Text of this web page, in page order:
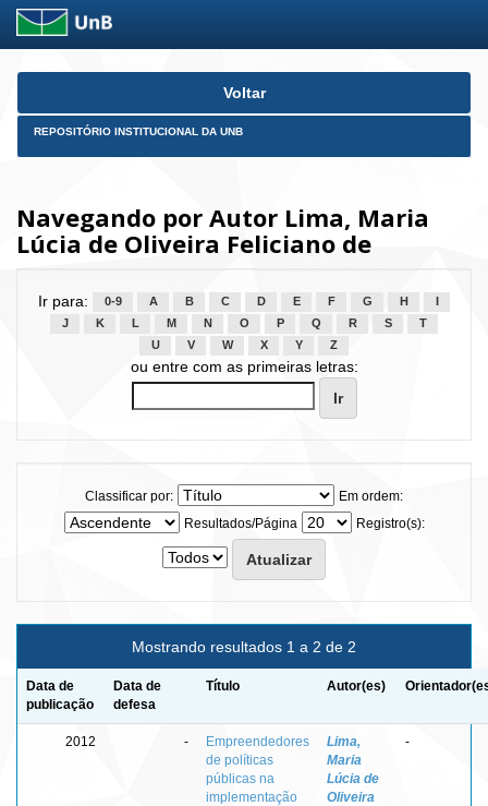
Skip
Voltar
REPOSITÓRIO INSTITUCIONAL DA UNB
Navegando por Autor Lima, Maria
Lúcia de Oliveira Feliciano de
Ir para: 0-9 A B C D E F G H
J
K L M N O P Q R S
T
U
V W X Y Z
ou entre com as primeiras letras:
Classificar por:
Em ordem:
Resultados/Página
Registro(s):
Mostrando resultados 1 a 2 de 2
Data de
publicação
Data de
defesa
Título Autor(es)
2012 -
Empreendedores
de políticas
públicas na
implementação
Lima,
Maria
Lúcia de
Oliveira
-